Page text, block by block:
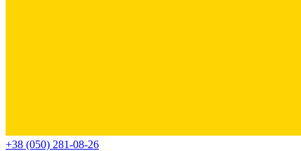
+38 (050) 281-08-26